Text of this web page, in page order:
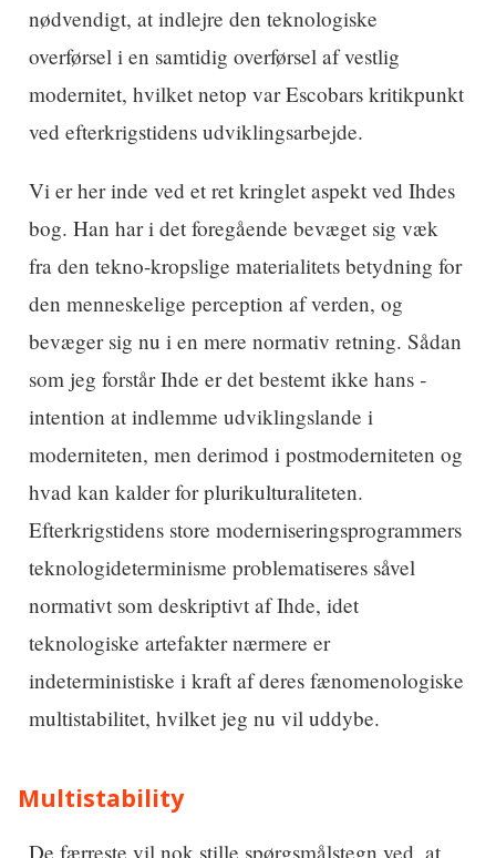
nødvendigt, at indlejre den teknologiske
overførsel i en samtidig overførsel af vestlig
modernitet, hvilket netop var Escobars kritikpunkt
ved efterkrigstidens udviklingsarbejde.
Vi er her inde ved et ret kringlet aspekt ved Ihdes
bog. Han har i det foregående bevæget sig væk
fra den tekno-kropslige materialitets betydning for
den menneskelige perception af verden, og
bevæger sig nu i en mere normativ retning. Sådan
som jeg forstår Ihde er det bestemt ikke hans ­
intention at indlemme udviklingslande i
moderniteten, men derimod i postmoderniteten og
hvad kan kalder for plurikulturaliteten.
Efterkrigstidens store moderniseringsprogrammers
teknologideterminisme problematiseres såvel
normativt som deskriptivt af Ihde, idet
teknologiske artefakter nærmere er
indeterministiske i kraft af deres fænomenologiske
multistabilitet, hvilket jeg nu vil uddybe.
Multistability
De færreste vil nok stille spørgsmålstegn ved, at